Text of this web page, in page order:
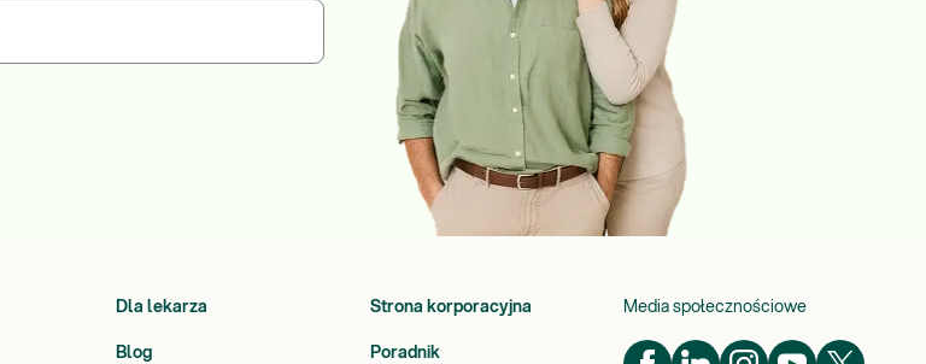
Dla lekarza Strona korporacyjna
Blog Poradnik
Media społecznościowe